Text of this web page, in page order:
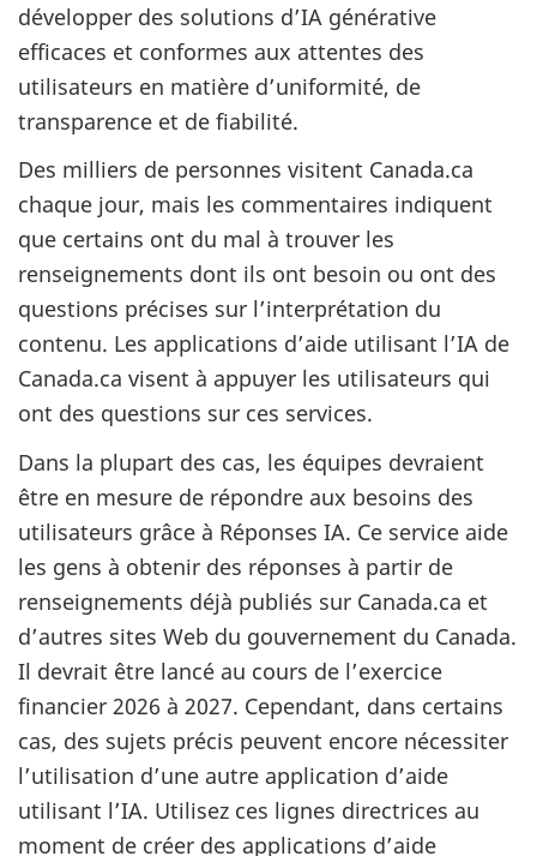
développer des solutions d’IA générative
efficaces et conformes aux attentes des
utilisateurs en matière d’uniformité, de
transparence et de fiabilité.
Des milliers de personnes visitent Canada.ca
chaque jour, mais les commentaires indiquent
que certains ont du mal à trouver les
renseignements dont ils ont besoin ou ont des
questions précises sur l’interprétation du
contenu. Les applications d’aide utilisant l’IA de
Canada.ca visent à appuyer les utilisateurs qui
ont des questions sur ces services.
Dans la plupart des cas, les équipes devraient
être en mesure de répondre aux besoins des
utilisateurs grâce à Réponses IA. Ce service aide
les gens à obtenir des réponses à partir de
renseignements déjà publiés sur Canada.ca et
d’autres sites Web du gouvernement du Canada.
Il devrait être lancé au cours de l’exercice
financier 2026 à 2027. Cependant, dans certains
cas, des sujets précis peuvent encore nécessiter
l’utilisation d’une autre application d’aide
utilisant l’IA. Utilisez ces lignes directrices au
moment de créer des applications d’aide